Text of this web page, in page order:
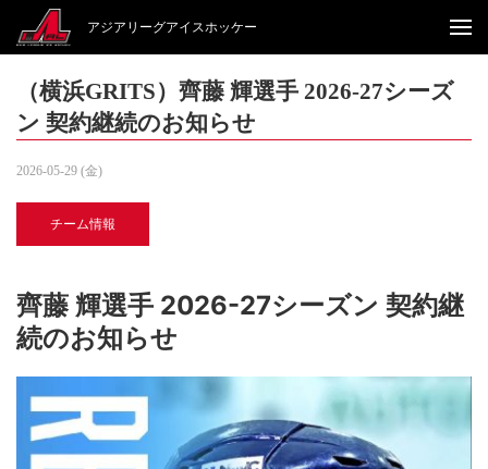
アジアリーグアイスホッケー
（横浜GRITS）齊藤 輝選手 2026-27シーズ
ン 契約継続のお知らせ
2026-05-29 (金)
チーム情報
齊藤 輝選手 2026-27シーズン 契約継
続のお知らせ